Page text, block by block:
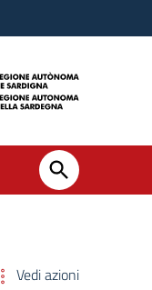
Vedi azioni